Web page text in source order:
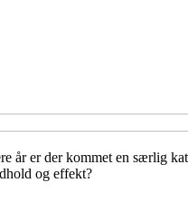
år er der kommet en særlig
og effekt?